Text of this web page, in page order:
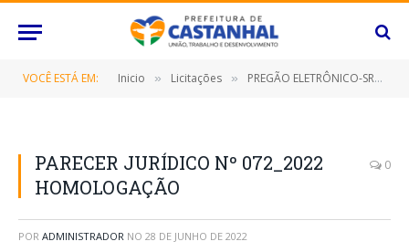
VOCÊ ESTÁ EM: Inicio » Licitações » PREGÃO ELETRÔNICO-SRP Nº 015/2022 (CONTRATAÇÃO DE EMPRESA ESPECIALIZADA PARA FORNECIMENTO DE GÊNEROS ALIMENTÍCIOS PARA CONSUMO DOS SERVIDORES, BEM COMO, DOS VISITANTES DAS DIVERSAS SECRETARIAS/FUNDOS MUNICIPAIS, BEM COMO, O INSTITUTO DE PREVIDÊNCIA DESTE MUNICÍPIO DE CASTANHAL/PARÁ, POR UM PERÍODO DE 12 (DOZE) MESES)
PARECER JURÍDICO Nº 072_2022
HOMOLOGAÇÃO
0
POR ADMINISTRADOR NO 28 DE JUNHO DE 2022